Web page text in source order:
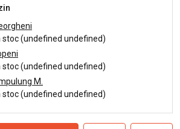
stoc (undefined undefined)
stoc (undefined undefined)
M.
stoc (undefined undefined)